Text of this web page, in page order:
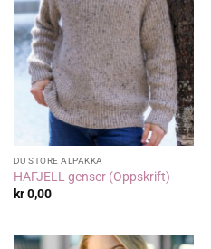
DU STORE ALPAKKA
HAFJELL genser (Oppskrift)
kr0,00